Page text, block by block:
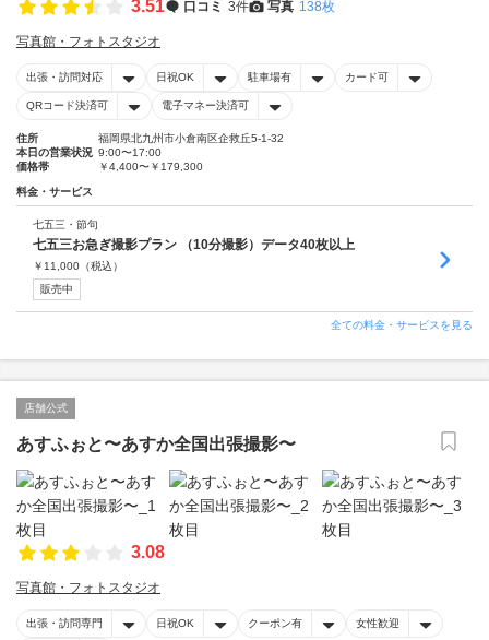
3.51 口コミ 3件 写真 138枚
写真館・フォトスタジオ
出張・訪問対応 日祝OK 駐車場有 カード可
QRコード決済可 電子マネー決済可
住所
福岡県北九州市小倉南区企救丘5-1-32
本日の営業状況 9:00〜17:00
価格帯
￥4,400〜￥179,300
料金・サービス
七五三・節句
七五三お急ぎ撮影プラン （10分撮影）データ40枚以上
￥ 11,000 （税込）
販売中
全ての料金・サービスを見る
店舗公式
あすふぉと〜あすか全国出張撮影〜
3.08
写真館・フォトスタジオ
出張・訪問専門 日祝OK クーポン有 女性歓迎